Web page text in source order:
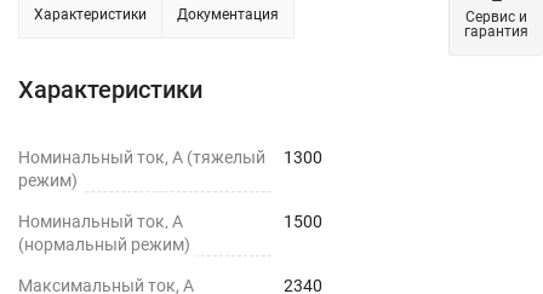
Характеристики Документация
Характеристики
Номинальный ток, А (тяжелый
режим)
1300
Номинальный ток, А
(нормальный режим)
1500
Максимальный ток, А 2340
Сервис и
гарантия